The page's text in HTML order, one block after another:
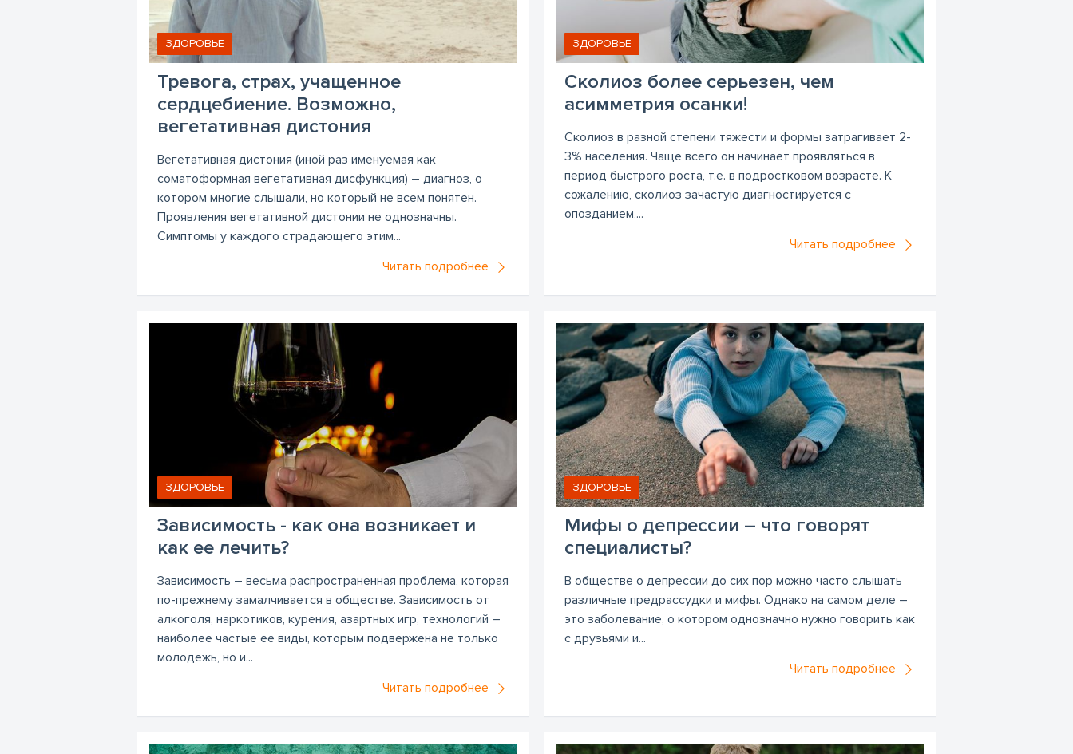
Тревога, страх, учащенное
сердцебиение. Возможно,
вегетативная дистония
ЗДОРОВЬЕ
Вегетативная дистония (иной раз именуемая как
соматоформная вегетативная дисфункция) – диагноз, о
котором многие слышали, но который не всем понятен.
Проявления вегетативной дистонии не однозначны.
Симптомы у каждого страдающего этим...
Читать подробнее
Сколиоз более серьезен, чем
асимметрия осанки!
ЗДОРОВЬЕ
Сколиоз в разной степени тяжести и формы затрагивает 2-
3% населения. Чаще всего он начинает проявляться в
период быстрого роста, т.е. в подростковом возрасте. К
сожалению, сколиоз зачастую диагностируется с
опозданием,...
Читать подробнее
Зависимость - как она возникает и
как ее лечить?
ЗДОРОВЬЕ
Зависимость – весьма распространенная проблема, которая
по-прежнему замалчивается в обществе. Зависимость от
алкоголя, наркотиков, курения, азартных игр, технологий –
наиболее частые ее виды, которым подвержена не только
молодежь, но и...
Читать подробнее
Мифы о депрессии – что говорят
специалисты?
ЗДОРОВЬЕ
В обществе о депрессии до сих пор можно часто слышать
различные предрассудки и мифы. Однако на самом деле –
это заболевание, о котором однозначно нужно говорить как
с друзьями и...
Читать подробнее